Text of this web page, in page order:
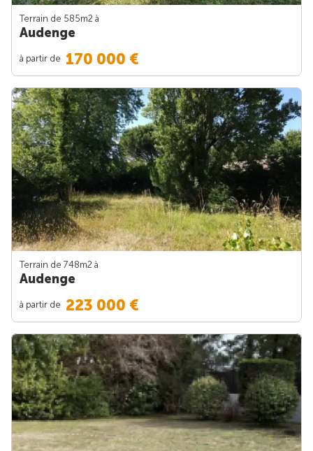
Terrain de 585m2 à
Audenge
à partir de 170 000 €
Terrain de 748m2 à
Audenge
à partir de 223 000 €